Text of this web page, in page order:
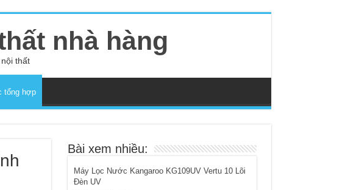
nhà hàng
thất
tổng hợp
Bài xem nhiều:
Máy Lọc Nước Kangaroo KG109UV Vertu 10 Lõi
Đèn UV